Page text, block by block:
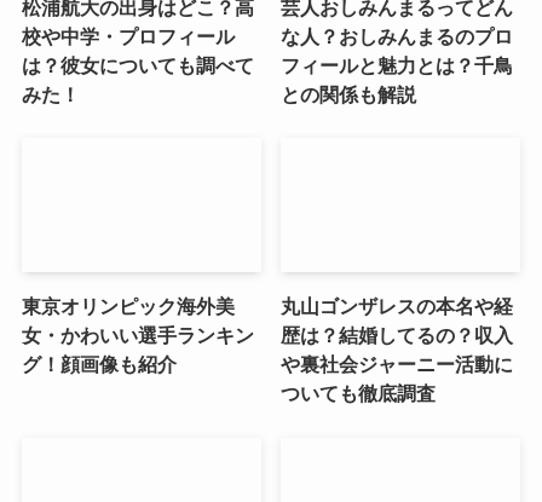
松浦航大の出身はどこ？高
校や中学・プロフィール
は？彼女についても調べて
みた！
芸人おしみんまるってどん
な人？おしみんまるのプロ
フィールと魅力とは？千鳥
との関係も解説
東京オリンピック海外美
女・かわいい選手ランキン
グ！顔画像も紹介
丸山ゴンザレスの本名や経
歴は？結婚してるの？収入
や裏社会ジャーニー活動に
ついても徹底調査